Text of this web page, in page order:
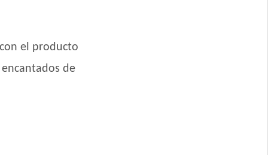
el producto
de